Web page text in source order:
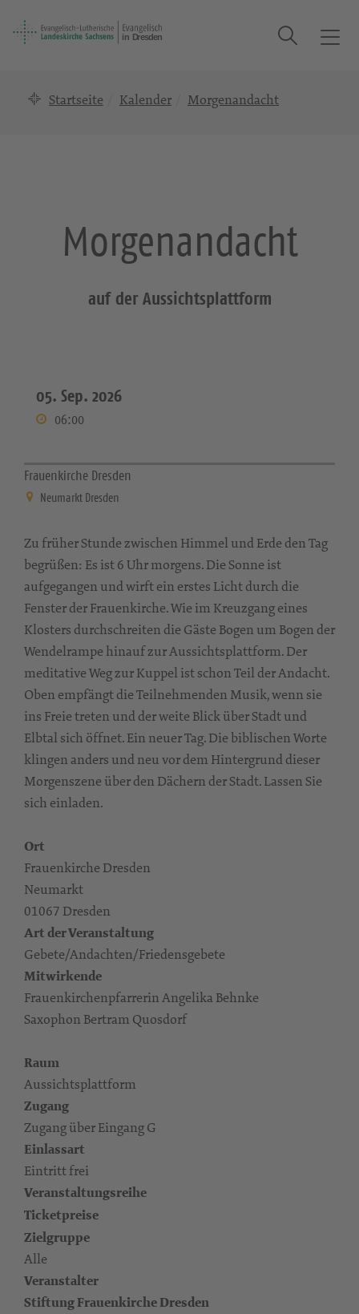
T
Suche
Startseite Kalender Morgenandacht
Morgenandacht
auf der Aussichtsplattform
05. Sep. 2026
06:00
Frauenkirche Dresden
Neumarkt Dresden
Zu früher Stunde zwischen Himmel und Erde den Tag
begrüßen: Es ist 6 Uhr morgens. Die Sonne ist
aufgegangen und wirft ein erstes Licht durch die
Fenster der Frauenkirche. Wie im Kreuzgang eines
Klosters durchschreiten die Gäste Bogen um Bogen der
Wendelrampe hinauf zur Aussichtsplattform. Der
meditative Weg zur Kuppel ist schon Teil der Andacht.
Oben empfängt die Teilnehmenden Musik, wenn sie
ins Freie treten und der weite Blick über Stadt und
Elbtal sich öffnet. Ein neuer Tag. Die biblischen Worte
klingen anders und neu vor dem Hintergrund dieser
Morgenszene über den Dächern der Stadt. Lassen Sie
sich einladen.
Ort
Frauenkirche Dresden
Neumarkt
01067 Dresden
Art der Veranstaltung
Gebete/Andachten/Friedensgebete
Mitwirkende
Frauenkirchenpfarrerin Angelika Behnke
Saxophon Bertram Quosdorf
Raum
Aussichtsplattform
Zugang
Zugang über Eingang G
Einlassart
Eintritt frei
Veranstaltungsreihe
Ticketpreise
Zielgruppe
Alle
Veranstalter
Stiftung Frauenkirche Dresden